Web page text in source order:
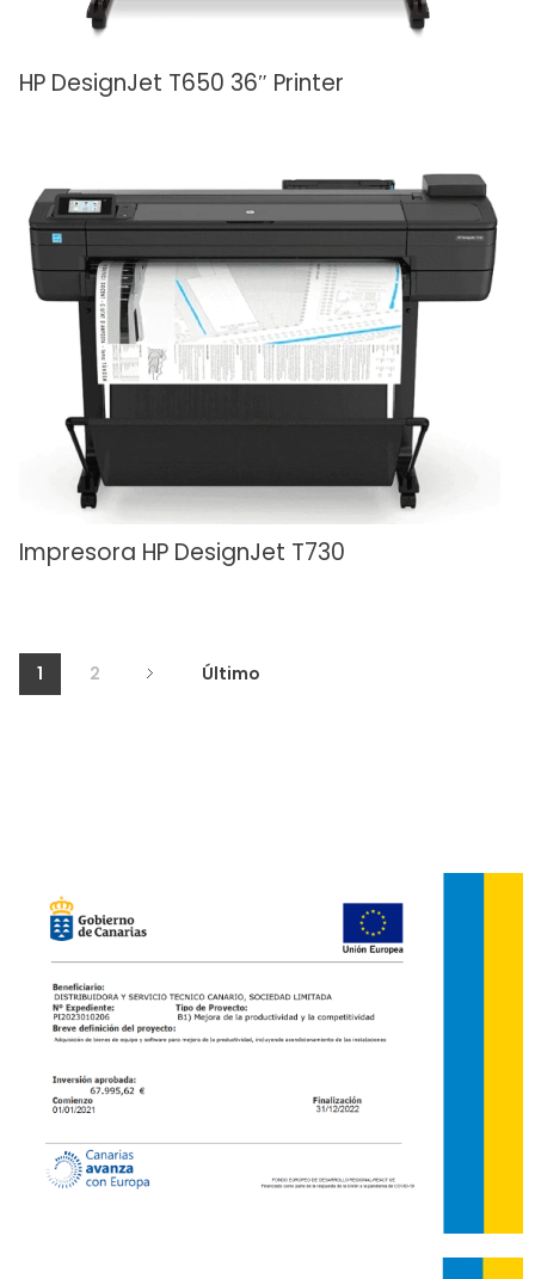
HP DesignJet T650 36″ Printer
Impresora HP DesignJet T730
1 2 Último